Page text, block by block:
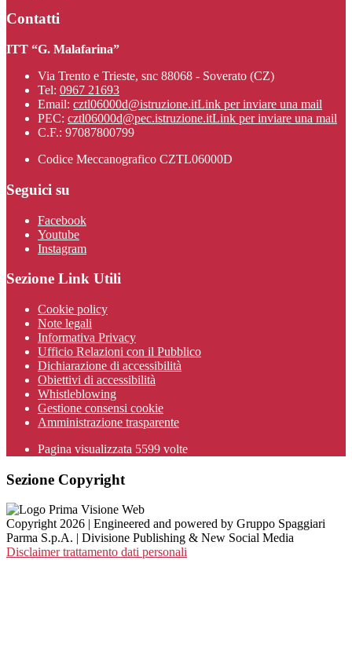
Contatti
ITT “G. Malafarina”
Via Trento e Trieste, snc 88068 - Soverato (CZ)
Tel: 0967 21693
Email: cztl06000d@istruzione.itLink per inviare una mail
PEC: cztl06000d@pec.istruzione.itLink per inviare una mail
C.F.: 97087800799
Codice Meccanografico CZTL06000D
Seguici su
Facebook
Youtube
Instagram
Sezione Link Utili
Cookie policy
Note legali
Informativa Privacy
Ufficio Relazioni con il Pubblico
Dichiarazione di accessibilità
Obiettivi di accessibilità
Whistleblowing
Gestione consensi cookie
Amministrazione trasparente
Pagina visualizzata 5599 volte
Sezione Copyright
Copyright 2026 | Engineered and powered by Gruppo Spaggiari
Parma S.p.A. | Divisione Publishing & New Social Media
Disclaimer trattamento dati personali